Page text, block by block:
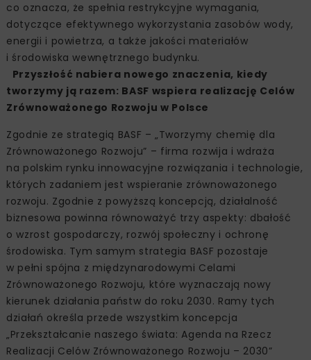
co oznacza, że spełnia restrykcyjne wymagania,
dotyczące efektywnego wykorzystania zasobów wody,
energii i powietrza, a także jakości materiałów
i środowiska wewnętrznego budynku.
Przyszłość nabiera nowego znaczenia, kiedy
tworzymy ją razem: BASF wspiera realizację Celów
Zrównoważonego Rozwoju w Polsce
Zgodnie ze strategią BASF – „Tworzymy chemię dla
Zrównoważonego Rozwoju” – firma rozwija i wdraża
na polskim rynku innowacyjne rozwiązania i technologie,
których zadaniem jest wspieranie zrównoważonego
rozwoju. Zgodnie z powyższą koncepcją, działalność
biznesowa powinna równoważyć trzy aspekty: dbałość
o wzrost gospodarczy, rozwój społeczny i ochronę
środowiska. Tym samym strategia BASF pozostaje
w pełni spójna z międzynarodowymi Celami
Zrównoważonego Rozwoju, które wyznaczają nowy
kierunek działania państw do roku 2030. Ramy tych
działań określa przede wszystkim koncepcja
„Przekształcanie naszego świata: Agenda na Rzecz
Realizacji Celów Zrównoważonego Rozwoju – 2030”